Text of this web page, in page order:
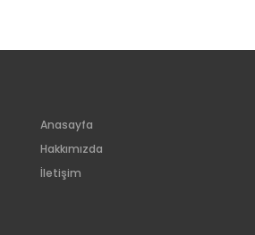
Anasayfa
Hakkımızda
İletişim